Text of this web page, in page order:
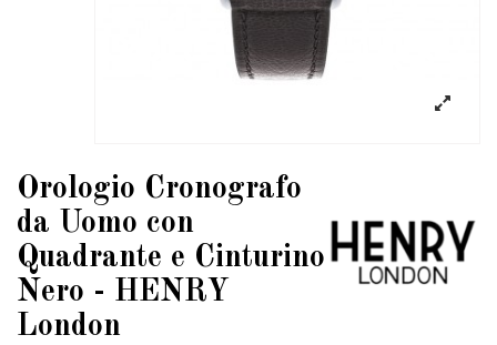
Orologio Cronografo
da Uomo con
Quadrante e Cinturino
Nero - HENRY
London